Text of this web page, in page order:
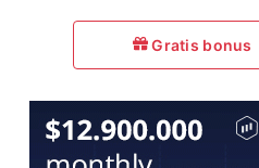
Gratis bonus